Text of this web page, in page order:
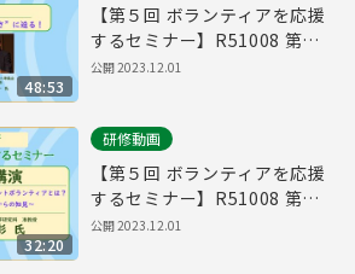
48:53
【第５回 ボランティアを応援
するセミナー】R51008 第２
部 活動紹介
公開2023.12.01
32:20
研修動画
【第５回 ボランティアを応援
するセミナー】R51008 第１
部 基調講演
公開2023.12.01